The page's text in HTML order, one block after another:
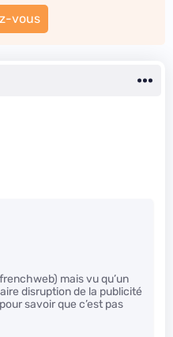
vous
mais vu qu’un
disruption de la publicité
savoir que c’est pas